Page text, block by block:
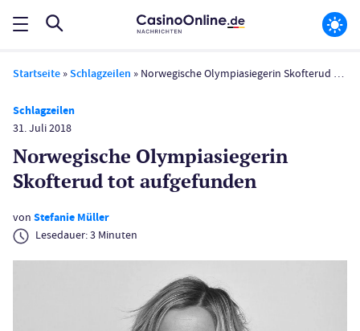
Startseite »Schlagzeilen » Norwegische Olympiasiegerin Skofterud tot aufgefunden
Schlagzeilen
31. Juli 2018
Norwegische Olympiasiegerin
Skofterud tot aufgefunden
von Stefanie Müller
Lesedauer:3 Minuten